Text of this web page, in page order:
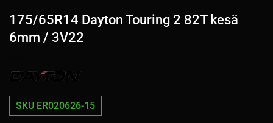
175/65R14 Dayton Touring 2 82T kesä
6mm / 3V22
SKU ER020626-15